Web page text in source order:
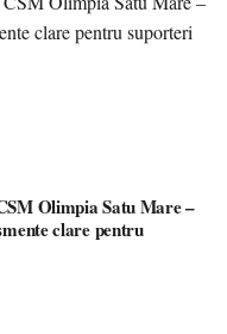
Olimpia Satu Mare –
clare pentru